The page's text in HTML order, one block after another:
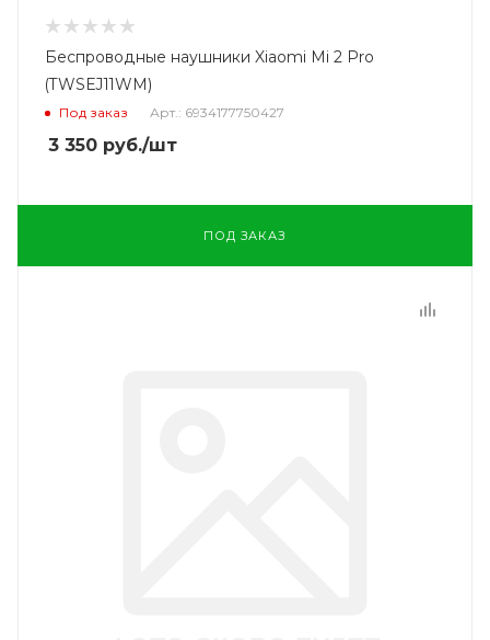
Беспроводные наушники Xiaomi Mi 2 Pro
(TWSEJ11WM)
Под заказ Арт.: 6934177750427
3 350 руб./шт
ПОД ЗАКАЗ